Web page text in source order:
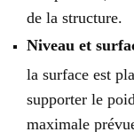
de la structure.
Niveau et
la surface est
supporter le
maximale